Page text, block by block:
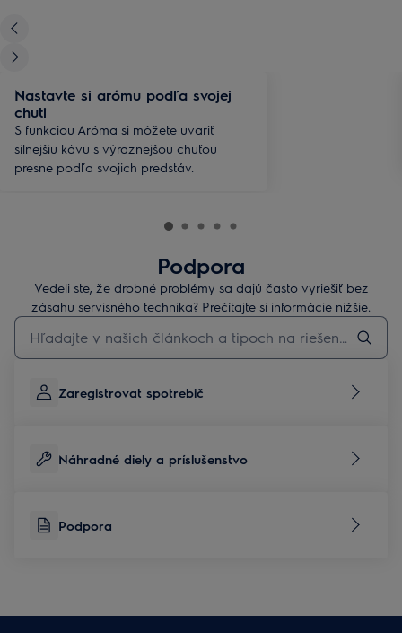
Nastavte si arómu podľa svojej
chuti
S funkciou Aróma si môžete uvariť
silnejšiu kávu s výraznejšou chuťou
presne podľa svojich predstáv.
Podpora
Vedeli ste, že drobné problémy sa dajú často vyriešiť bez
zásahu servisného technika? Prečítajte si informácie nižšie.
Pre vyhľadávanie v článkoch technickej podpory začnite písať
Zaregistrovat spotrebič
Náhradné diely a príslušenstvo
Podpora